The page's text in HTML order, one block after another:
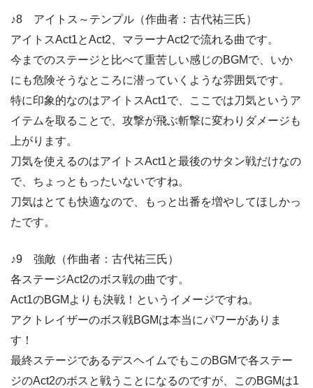
♪8 アイトス～テンプル（作曲者：古代祐三氏）
アイトスAct1とAct2、マラーナAct2で流れる曲です。
今までのステージと比べて重苦しい感じのBGMで、いか
にも危険そうなところに潜っていくような雰囲気です。
特に印象的なのはアイトスAct1で、ここでは刀気というア
イテムを取ることで、攻撃が飛ぶ斬撃に変わりダメージも
上がります。
刀気を使えるのはアイトスAct1と最後のサタン戦だけなの
で、ちょっともったいないですね。
刀気はとても快適なので、もっと出番を増やしてほしかっ
たです。
♪9 強敵（作曲者：古代祐三氏）
各ステージAct2のボス戦の曲です。
Act1のBGMよりも決戦！というイメージですね。
アクトレイザーのボス戦BGMは本当にパワーがありま
す！
最終ステージであるデスヘイムでもこのBGMで各ステー
ジのAct2のボスと戦うことになるのですが、このBGMは1